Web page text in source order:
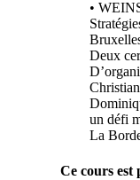
Ce cours est